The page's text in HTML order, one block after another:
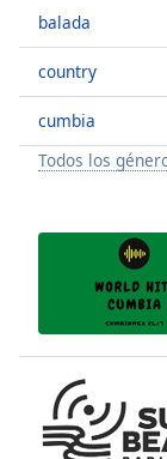
Duration-:-
Loaded:
0.00%
0:00
Stream
TypeLIVE
behind
Remaining
Playback
Rate
balada
country
cumbia
Todos los